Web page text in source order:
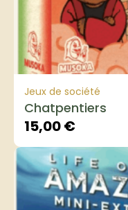
Jeux de société
Chatpentiers
15,00€